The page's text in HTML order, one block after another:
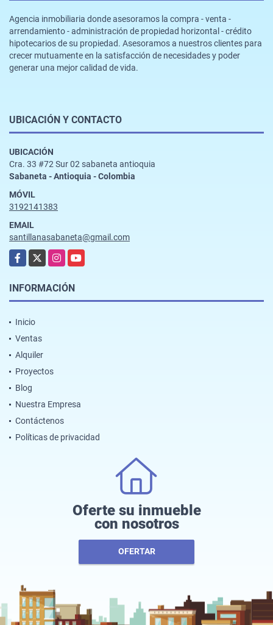
Agencia inmobiliaria donde asesoramos la compra - venta -
arrendamiento - administración de propiedad horizontal - crédito
hipotecarios de su propiedad. Asesoramos a nuestros clientes para
crecer mutuamente en la satisfacción de necesidades y poder
generar una mejor calidad de vida.
UBICACIÓN Y CONTACTO
UBICACIÓN
Cra. 33 #72 Sur 02 sabaneta antioquia
Sabaneta - Antioquia - Colombia
MÓVIL
3192141383
EMAIL
santillanasabaneta@gmail.com
Facebook
X InstagramYouTube
INFORMACIÓN
Inicio
Ventas
Alquiler
Proyectos
Blog
Nuestra Empresa
Contáctenos
Políticas de privacidad
Oferte su inmueble
con nosotros
OFERTAR